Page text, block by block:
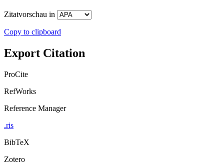
Zitatvorschau in
Copy to clipboard
Export Citation
ProCite
RefWorks
Reference Manager
.ris
BibTeX
Zotero